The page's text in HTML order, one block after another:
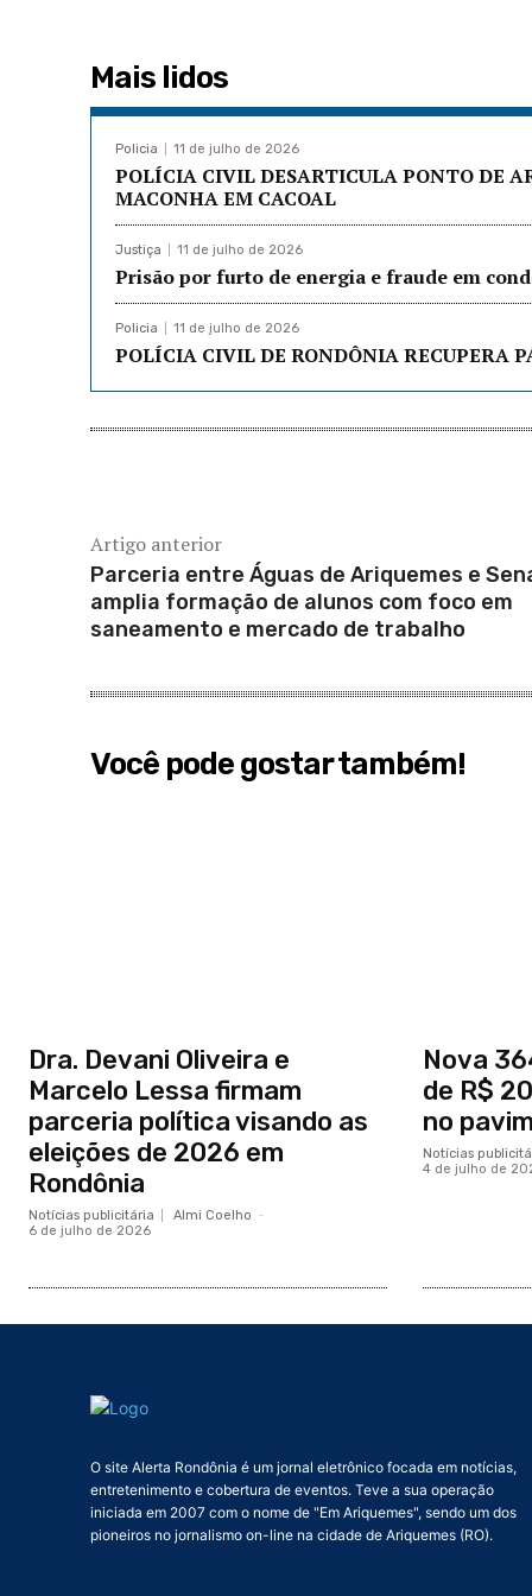
Mais lidos
Policia 11 de julho de 2026
POLÍCIA CIVIL DESARTICULA PONTO DE
MACONHA EM CACOAL
Justiça 11 de julho de 2026
Prisão por furto de energia e fraude em
Policia 11 de julho de 2026
POLÍCIA CIVIL DE RONDÔNIA RECUPERA
Artigo anterior
Parceria entre Águas de Ariquemes e
amplia formação de alunos com foco em
saneamento e mercado de trabalho
Você pode gostar também!
Dra. Devani Oliveira e
Marcelo Lessa firmam
parceria política visando as
eleições de 2026 em
Rondônia
Notícias publicitária Almi Coelho -
6 de julho de 2026
Nova
de R$
no
Notícias
4 de julho de
O site Alerta Rondônia é um jornal eletrônico focada em notícias,
entretenimento e cobertura de eventos. Teve a sua operação
iniciada em 2007 com o nome de "Em Ariquemes", sendo um dos
pioneiros no jornalismo on-line na cidade de Ariquemes (RO).